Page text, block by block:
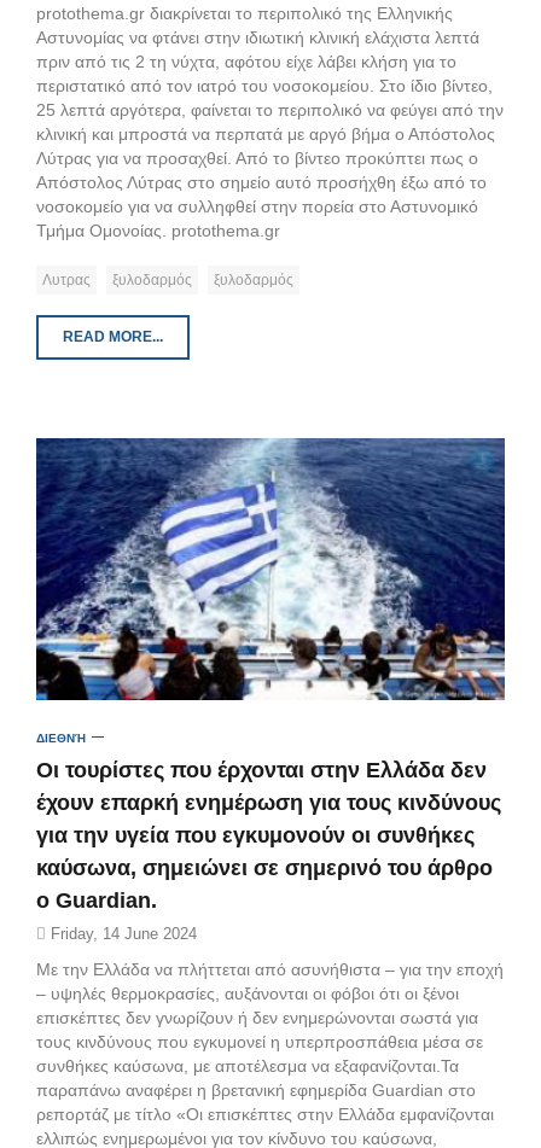
protothema.gr διακρίνεται το περιπολικό της Ελληνικής
Αστυνομίας να φτάνει στην ιδιωτική κλινική ελάχιστα λεπτά
πριν από τις 2 τη νύχτα, αφότου είχε λάβει κλήση για το
περιστατικό από τον ιατρό του νοσοκομείου. Στο ίδιο βίντεο,
25 λεπτά αργότερα, φαίνεται το περιπολικό να φεύγει από την
κλινική και μπροστά να περπατά με αργό βήμα ο Απόστολος
Λύτρας για να προσαχθεί. Από το βίντεο προκύπτει πως ο
Απόστολος Λύτρας στο σημείο αυτό προσήχθη έξω από το
νοσοκομείο για να συλληφθεί στην πορεία στο Αστυνομικό
Τμήμα Ομονοίας. protothema.gr
Λυτρας ξυλοδαρμός ξυλοδαρμός
READ MORE...
ΔΙΕΘΝΉ
Οι τουρίστες που έρχονται στην Ελλάδα δεν
έχουν επαρκή ενημέρωση για τους κινδύνους
για την υγεία που εγκυμονούν οι συνθήκες
καύσωνα, σημειώνει σε σημερινό του άρθρο
ο Guardian.
Friday, 14 June 2024
Με την Ελλάδα να πλήττεται από ασυνήθιστα – για την εποχή
– υψηλές θερμοκρασίες, αυξάνονται οι φόβοι ότι οι ξένοι
επισκέπτες δεν γνωρίζουν ή δεν ενημερώνονται σωστά για
τους κινδύνους που εγκυμονεί η υπερπροσπάθεια μέσα σε
συνθήκες καύσωνα, με αποτέλεσμα να εξαφανίζονται.Τα
παραπάνω αναφέρει η βρετανική εφημερίδα Guardian στο
ρεπορτάζ με τίτλο «Οι επισκέπτες στην Ελλάδα εμφανίζονται
ελλιπώς ενημερωμένοι για τον κίνδυνο του καύσωνα,